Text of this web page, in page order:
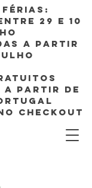
29 e 10
A PARTIR
A PARTIR de